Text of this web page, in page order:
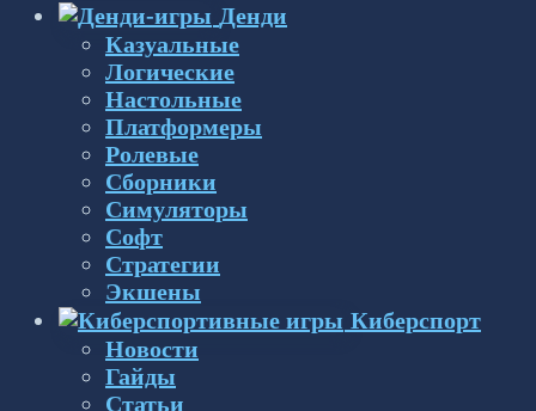
Денди
Казуальные
Логические
Настольные
Платформеры
Ролевые
Сборники
Симуляторы
Софт
Стратегии
Экшены
Киберспорт
Новости
Гайды
Статьи